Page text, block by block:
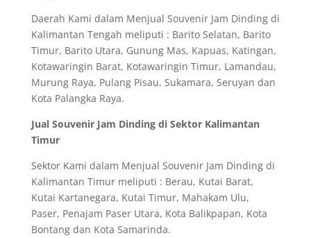
Daerah Kami dalam Menjual Souvenir Jam Dinding di
Kalimantan Tengah meliputi : Barito Selatan, Barito
Timur, Barito Utara, Gunung Mas, Kapuas, Katingan,
Kotawaringin Barat, Kotawaringin Timur, Lamandau,
Murung Raya, Pulang Pisau, Sukamara, Seruyan dan
Kota Palangka Raya.
Jual Souvenir Jam Dinding di Sektor Kalimantan
Timur
Sektor Kami dalam Menjual Souvenir Jam Dinding di
Kalimantan Timur meliputi : Berau, Kutai Barat,
Kutai Kartanegara, Kutai Timur, Mahakam Ulu,
Paser, Penajam Paser Utara, Kota Balikpapan, Kota
Bontang dan Kota Samarinda.